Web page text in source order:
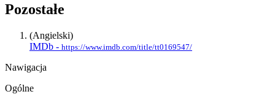
Pozostałe
(Angielski)
IMDb - https://www.imdb.com/title/tt0169547/
Nawigacja
Ogólne